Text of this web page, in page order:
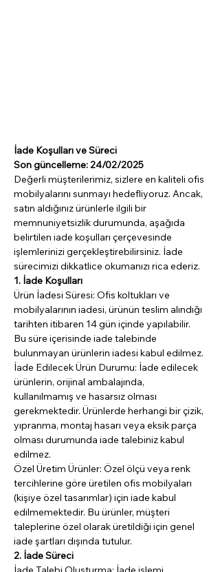
İade Koşulları ve Süreci
Son güncelleme: 24/02/2025
Değerli müşterilerimiz, sizlere en kaliteli ofis
mobilyalarını sunmayı hedefliyoruz. Ancak,
satın aldığınız ürünlerle ilgili bir
memnuniyetsizlik durumunda, aşağıda
belirtilen iade koşulları çerçevesinde
işlemlerinizi gerçekleştirebilirsiniz. İade
sürecimizi dikkatlice okumanızı rica ederiz.
1. İade Koşulları
Ürün İadesi Süresi: Ofis koltukları ve
mobilyalarının iadesi, ürünün teslim alındığı
tarihten itibaren 14 gün içinde yapılabilir.
Bu süre içerisinde iade talebinde
bulunmayan ürünlerin iadesi kabul edilmez.
İade Edilecek Ürün Durumu: İade edilecek
ürünlerin, orijinal ambalajında,
kullanılmamış ve hasarsız olması
gerekmektedir. Ürünlerde herhangi bir çizik,
yıpranma, montaj hasarı veya eksik parça
olması durumunda iade talebiniz kabul
edilmez.
Özel Üretim Ürünler: Özel ölçü veya renk
tercihlerine göre üretilen ofis mobilyaları
(kişiye özel tasarımlar) için iade kabul
edilmemektedir. Bu ürünler, müşteri
taleplerine özel olarak üretildiği için genel
iade şartları dışında tutulur.
2. İade Süreci